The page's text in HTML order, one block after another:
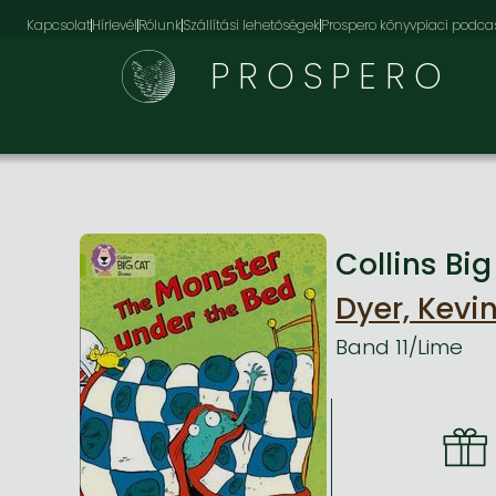
KapcsolatHírlevélRólunkSzállítási lehetőségekProspero könyvpiaci
PROSPERO
Collins Big
Dyer, Kevin
Band 11/Lime